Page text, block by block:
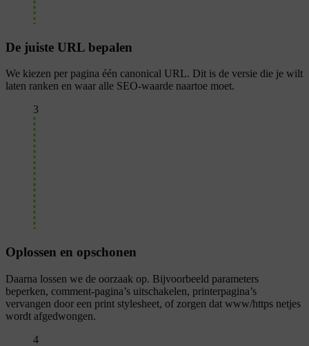
De juiste URL bepalen
We kiezen per pagina één canonical URL. Dit is de versie die je wilt
laten ranken en waar alle SEO-waarde naartoe moet.
3
Oplossen en opschonen
Daarna lossen we de oorzaak op. Bijvoorbeeld parameters
beperken, comment-pagina’s uitschakelen, printerpagina’s
vervangen door een print stylesheet, of zorgen dat www/https netjes
wordt afgedwongen.
4